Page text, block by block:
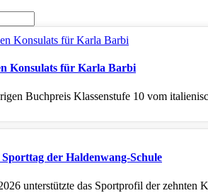
Konsulats für Karla Barbi
Buchpreis Klassenstufe 10 vom
der Haldenwang-Schule
unterstützte das Sportprofil der zehnten